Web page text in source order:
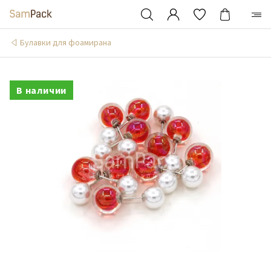
Булавки для фоамирана
В наличии